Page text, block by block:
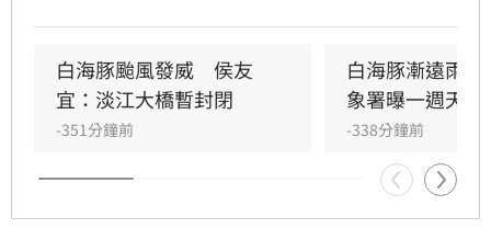
白海豚颱風發威　侯友
宜：淡江大橋暫封閉
-351分鐘前
白海豚漸遠雨
象署曝一週天氣
-338分鐘前